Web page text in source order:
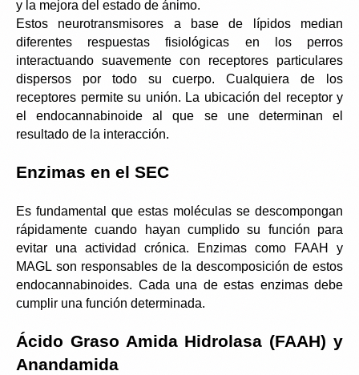
y la mejora del estado de ánimo.
Estos neurotransmisores a base de lípidos median
diferentes respuestas fisiológicas en los perros
interactuando suavemente con receptores particulares
dispersos por todo su cuerpo. Cualquiera de los
receptores permite su unión. La ubicación del receptor y
el endocannabinoide al que se une determinan el
resultado de la interacción.
Enzimas en el SEC
Es fundamental que estas moléculas se descompongan
rápidamente cuando hayan cumplido su función para
evitar una actividad crónica. Enzimas como FAAH y
MAGL son responsables de la descomposición de estos
endocannabinoides. Cada una de estas enzimas debe
cumplir una función determinada.
Ácido Graso Amida Hidrolasa (FAAH) y
Anandamida